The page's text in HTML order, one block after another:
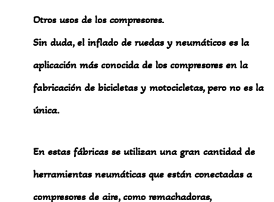
Otros usos de los compresores.
Sin duda, el inflado de ruedas y neumáticos es la
aplicación más conocida de los compresores en la
fabricación de bicicletas y motocicletas, pero no es la
única.
En estas fábricas se utilizan una gran cantidad de
herramientas neumáticas que están conectadas a
compresores de aire, como remachadoras,